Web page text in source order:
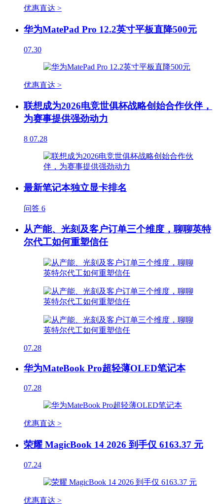
优惠直达 >
华为MatePad Pro 12.2英寸平板直降500元
07.30
优惠直达 >
联想成为2026电竞世俱杯战略创始合作伙伴，
为赛事提供强劲动力
8 07.28
最新笔记本独立显卡排名
问答 6
从产能、光刻及客户订单三个维度，聊聊英特
尔代工如何重塑信任
07.28
华为MateBook Pro超轻薄OLED笔记本
07.28
优惠直达 >
荣耀 MagicBook 14 2026 到手仅 6163.37 元
07.24
优惠直达 >